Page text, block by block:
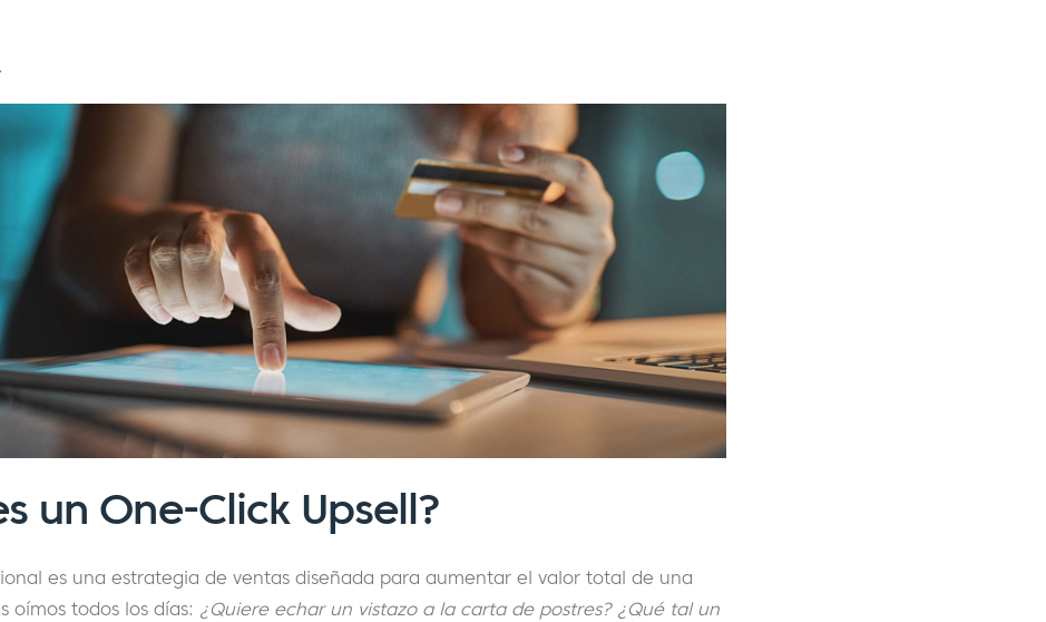
un One-Click Upsell?
es una estrategia de ventas diseñada para aumentar el valor total de una
oímos todos los días: ¿Quiere echar un vistazo a la carta de postres? ¿Qué tal un